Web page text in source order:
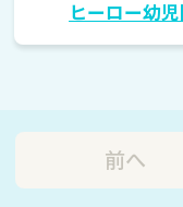
ヒーロー幼
前へ